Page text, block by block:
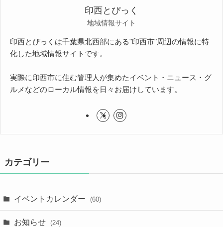
印西とぴっく
地域情報サイト
印西とぴっくは千葉県北西部にある"印西市"周辺の情報に特
化した地域情報サイトです。
実際に印西市に住む管理人が集めたイベント・ニュース・グ
ルメなどのローカル情報を日々お届けしています。
カテゴリー
イベントカレンダー (60)
お知らせ (24)